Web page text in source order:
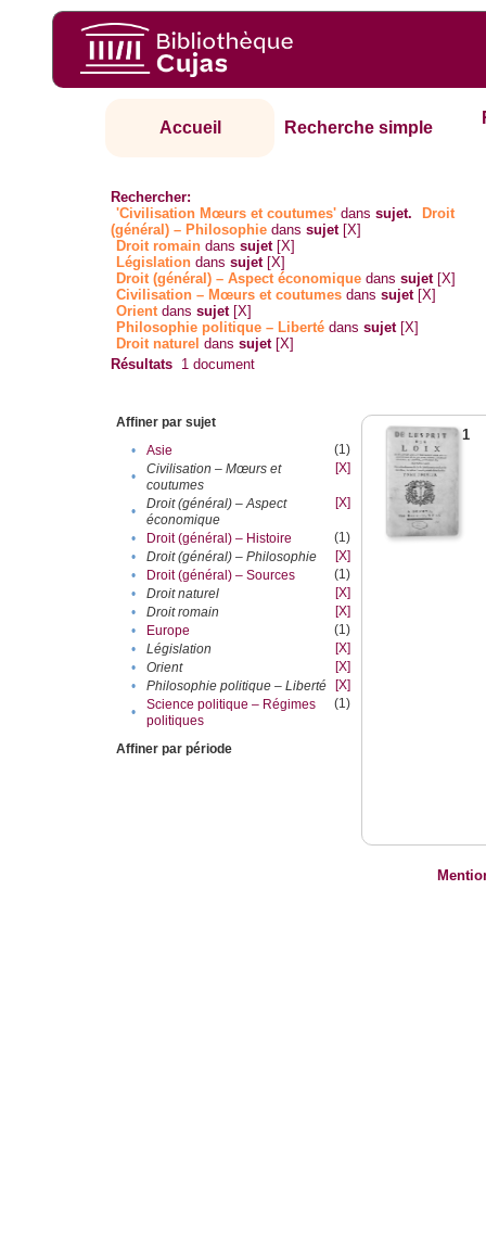
Accueil Recherche simple
Rechercher:
'Civilisation Mœurs et coutumes' danssujet.
Droit
(général) – Philosophie danssujet [X]
Droit romain danssujet [X]
Législation danssujet [X]
Droit (général) – Aspect économique danssujet [X]
Civilisation – Mœurs et coutumes danssujet [X]
Orientdanssujet [X]
Philosophie politique – Liberté danssujet [X]
Droit naturel danssujet [X]
Résultats 1 document
Affiner par sujet
•
Asie
(1)
•
Civilisation – Mœurs et
coutumes
[X]
•
Droit (général) – Aspect
économique
[X]
• Droit (général) – Histoire
(1)
•
Droit (général) – Philosophie
[X]
•
Droit (général) – Sources
(1)
•
Droit naturel
[X]
•
Droit romain
[X]
•
Europe
(1)
•
Législation
[X]
•
Orient
[X]
•
Philosophie politique – Liberté
[X]
•
Science politique – Régimes
politiques
(1)
Affiner par période
1